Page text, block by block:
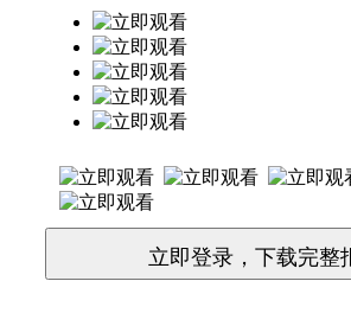
立即登录，下载完整